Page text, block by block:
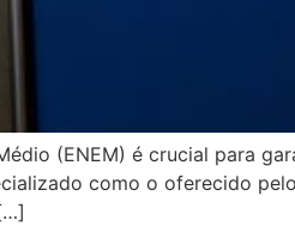
(ENEM) é crucial para
como o oferecido